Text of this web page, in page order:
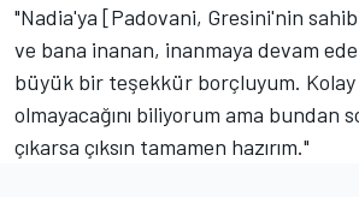
"Nadia'ya [Padovani, Gresini'nin
ve bana inanan, inanmaya devam
büyük bir teşekkür borçluyum.
olmayacağını biliyorum ama bundan
çıkarsa çıksın tamamen hazırım."